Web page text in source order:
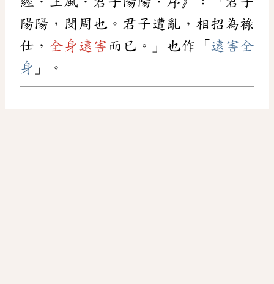
陽陽，閔周也。君子遭亂，相招為祿
仕， 全身遠害 而已。」也作「 遠害全
身 」。